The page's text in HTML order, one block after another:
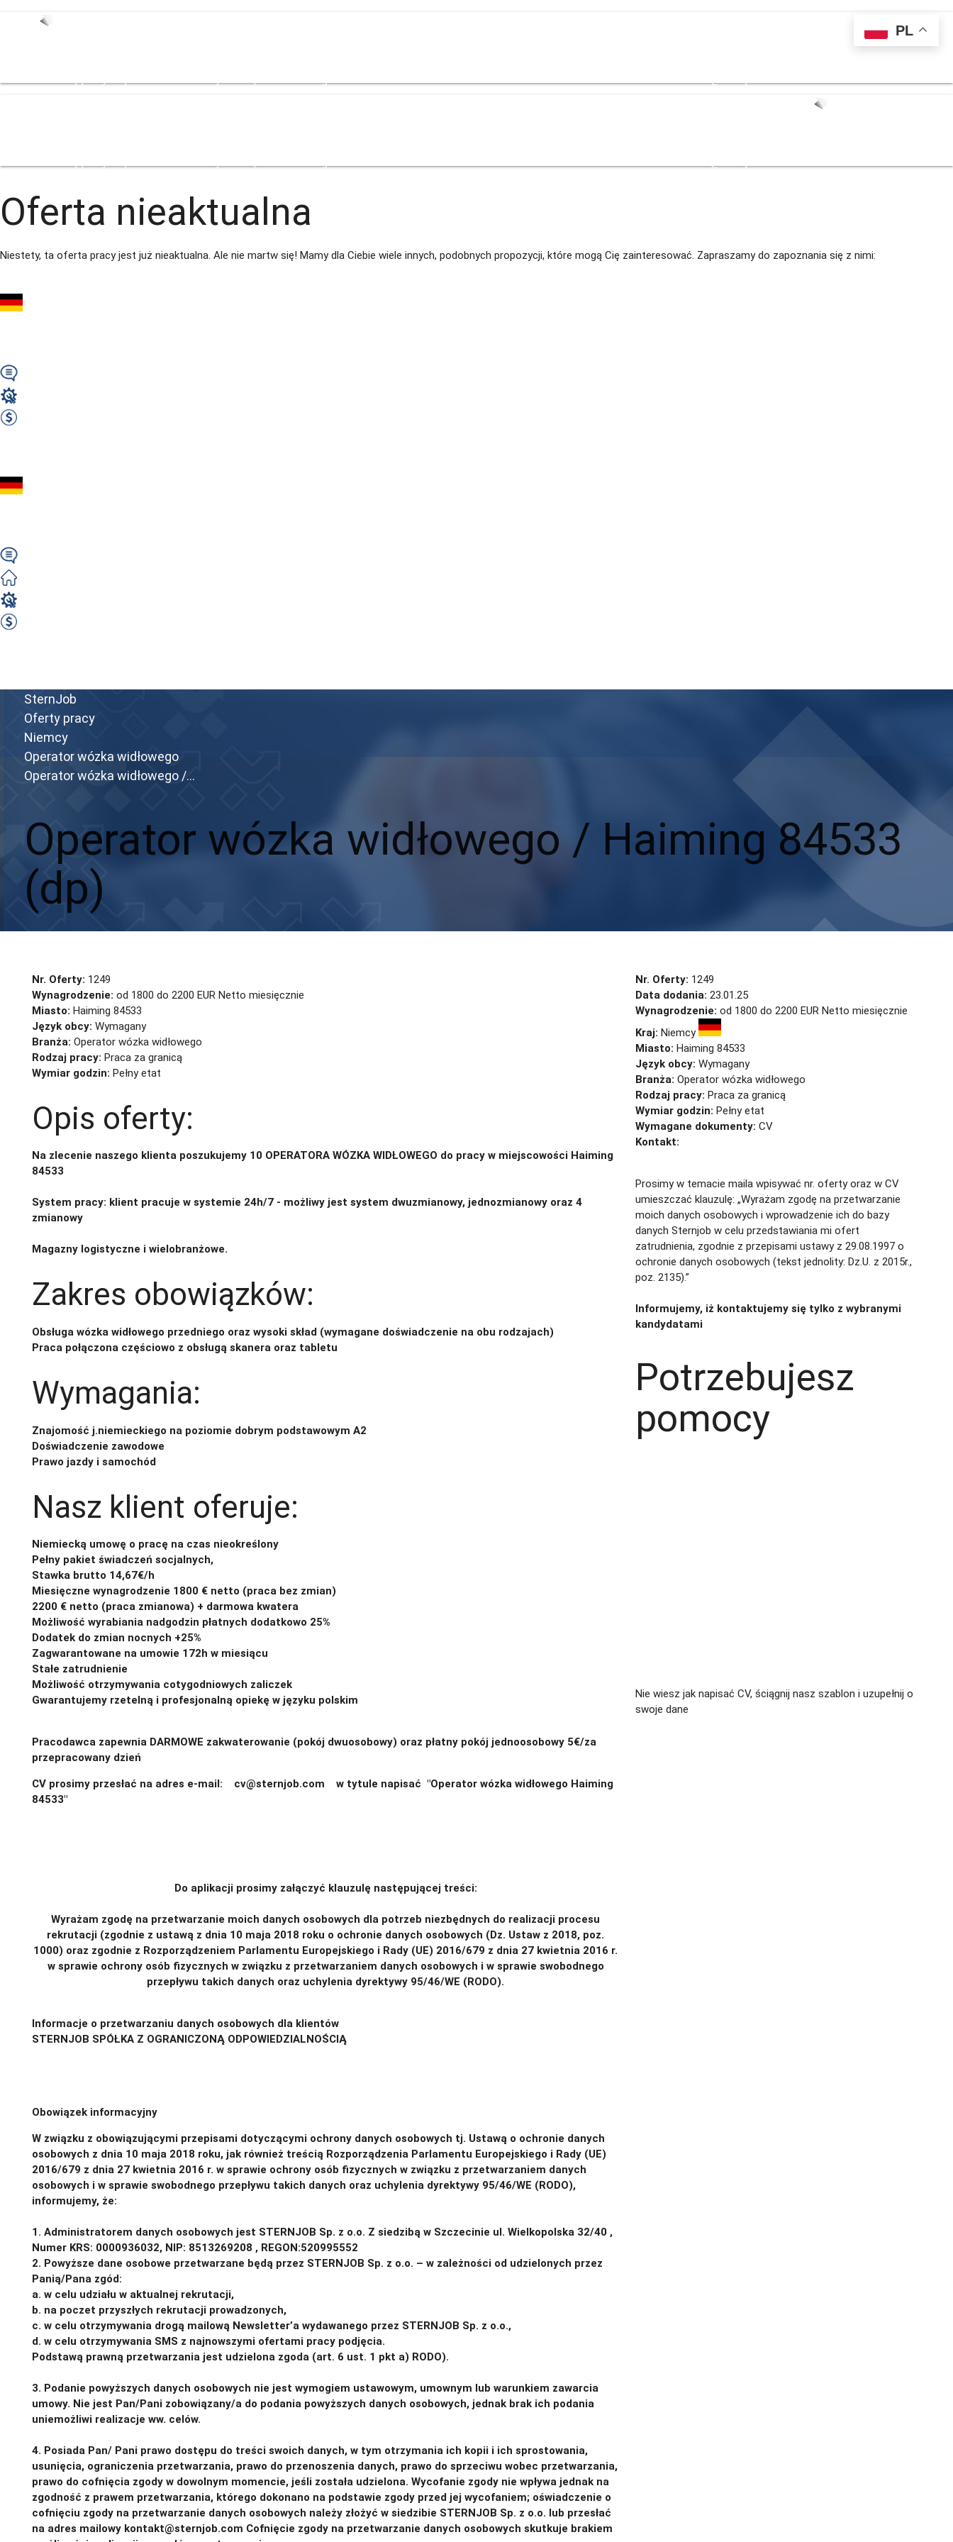
Oferta nieaktualna
Niestety, ta oferta pracy jest już nieaktualna. Ale nie martw się! Mamy dla Ciebie wiele innych, podobnych propozycji, które mogą Cię zainteresować. Zapraszamy do zapoznania się z nimi:
SternJob
Oferty pracy
Niemcy
Operator wózka widłowego
Operator wózka widłowego /...
Operator wózka widłowego / Haiming 84533
(dp)
Nr. Oferty: 1249
Wynagrodzenie: od 1800 do 2200 EUR Netto miesięcznie
Miasto: Haiming 84533
Język obcy: Wymagany
Branża: Operator wózka widłowego
Rodzaj pracy: Praca za granicą
Wymiar godzin: Pełny etat
Opis oferty:
Na zlecenie naszego klienta poszukujemy 10 OPERATORA WÓZKA WIDŁOWEGO do pracy w miejscowości Haiming
84533
System pracy: klient pracuje w systemie 24h/7 - możliwy jest system dwuzmianowy, jednozmianowy oraz 4
zmianowy
Magazny logistyczne i wielobranżowe.
Zakres obowiązków:
Obsługa wózka widłowego przedniego oraz wysoki skład (wymagane doświadczenie na obu rodzajach)
Praca połączona częściowo z obsługą skanera oraz tabletu
Wymagania:
Znajomość j.niemieckiego na poziomie dobrym podstawowym A2
Doświadczenie zawodowe
Prawo jazdy i samochód
Nasz klient oferuje:
Niemiecką umowę o pracę na czas nieokreślony
Pełny pakiet świadczeń socjalnych,
Stawka brutto 14,67€/h
Miesięczne wynagrodzenie 1800 € netto (praca bez zmian)
2200 € netto (praca zmianowa) + darmowa kwatera
Możliwość wyrabiania nadgodzin płatnych dodatkowo 25%
Dodatek do zmian nocnych +25%
Zagwarantowane na umowie 172h w miesiącu
Stałe zatrudnienie
Możliwość otrzymywania cotygodniowych zaliczek
Gwarantujemy rzetelną i profesjonalną opiekę w języku polskim
Pracodawca zapewnia DARMOWE zakwaterowanie (pokój dwuosobowy) oraz płatny pokój jednoosobowy 5€/za
przepracowany dzień
CV prosimy przesłać na adres e-mail: cv@sternjob.com w tytule napisać "Operator wózka widłowego Haiming
84533"
Do aplikacji prosimy załączyć klauzulę następującej treści:
Wyrażam zgodę na przetwarzanie moich danych osobowych dla potrzeb niezbędnych do realizacji procesu
rekrutacji (zgodnie z ustawą z dnia 10 maja 2018 roku o ochronie danych osobowych (Dz. Ustaw z 2018, poz.
1000) oraz zgodnie z Rozporządzeniem Parlamentu Europejskiego i Rady (UE) 2016/679 z dnia 27 kwietnia 2016 r.
w sprawie ochrony osób fizycznych w związku z przetwarzaniem danych osobowych i w sprawie swobodnego
przepływu takich danych oraz uchylenia dyrektywy 95/46/WE (RODO).
Informacje o przetwarzaniu danych osobowych dla klientów
STERNJOB SPÓŁKA Z OGRANICZONĄ ODPOWIEDZIALNOŚCIĄ
Obowiązek informacyjny
W związku z obowiązującymi przepisami dotyczącymi ochrony danych osobowych tj. Ustawą o ochronie danych
osobowych z dnia 10 maja 2018 roku, jak również treścią Rozporządzenia Parlamentu Europejskiego i Rady (UE)
2016/679 z dnia 27 kwietnia 2016 r. w sprawie ochrony osób fizycznych w związku z przetwarzaniem danych
osobowych i w sprawie swobodnego przepływu takich danych oraz uchylenia dyrektywy 95/46/WE (RODO),
informujemy, że:
1. Administratorem danych osobowych jest STERNJOB Sp. z o.o. Z siedzibą w Szczecinie ul. Wielkopolska 32/40 ,
Numer KRS: 0000936032, NIP: 8513269208 , REGON:520995552
2. Powyższe dane osobowe przetwarzane będą przez STERNJOB Sp. z o.o. – w zależności od udzielonych przez
Panią/Pana zgód:
a. w celu udziału w aktualnej rekrutacji,
b. na poczet przyszłych rekrutacji prowadzonych,
c. w celu otrzymywania drogą mailową Newsletter’a wydawanego przez STERNJOB Sp. z o.o.,
d. w celu otrzymywania SMS z najnowszymi ofertami pracy podjęcia.
Podstawą prawną przetwarzania jest udzielona zgoda (art. 6 ust. 1 pkt a) RODO).
3. Podanie powyższych danych osobowych nie jest wymogiem ustawowym, umownym lub warunkiem zawarcia
umowy. Nie jest Pan/Pani zobowiązany/a do podania powyższych danych osobowych, jednak brak ich podania
uniemożliwi realizacje ww. celów.
4. Posiada Pan/ Pani prawo dostępu do treści swoich danych, w tym otrzymania ich kopii i ich sprostowania,
usunięcia, ograniczenia przetwarzania, prawo do przenoszenia danych, prawo do sprzeciwu wobec przetwarzania,
prawo do cofnięcia zgody w dowolnym momencie, jeśli została udzielona. Wycofanie zgody nie wpływa jednak na
zgodność z prawem przetwarzania, którego dokonano na podstawie zgody przed jej wycofaniem; oświadczenie o
cofnięciu zgody na przetwarzanie danych osobowych należy złożyć w siedzibie STERNJOB Sp. z o.o. lub przesłać
na adres mailowy kontakt@sternjob.com Cofnięcie zgody na przetwarzanie danych osobowych skutkuje brakiem
Nr. Oferty: 1249
Data dodania:23.01.25
Wynagrodzenie:od 1800 do 2200 EUR Netto miesięcznie
Kraj:Niemcy
Miasto:Haiming 84533
Język obcy:Wymagany
Branża:Operator wózka widłowego
Rodzaj pracy:Praca za granicą
Wymiar godzin:Pełny etat
Wymagane dokumenty:CV
Kontakt:
Prosimy w temacie maila wpisywać nr. oferty oraz w CV
umieszczać klauzulę: „Wyrażam zgodę na przetwarzanie
moich danych osobowych i wprowadzenie ich do bazy
danych Sternjob w celu przedstawiania mi ofert
zatrudnienia, zgodnie z przepisami ustawy z 29.08.1997 o
ochronie danych osobowych (tekst jednolity: Dz.U. z 2015r.,
poz. 2135).”
Informujemy, iż kontaktujemy się tylko z wybranymi
kandydatami
Potrzebujesz
pomocy
Nie wiesz jak napisać CV, ściągnij nasz szablon i uzupełnij o
swoje dane
PL